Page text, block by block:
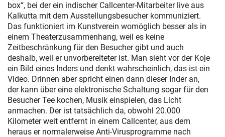
box“, bei der ein indischer Callcenter-Mitarbeiter live aus
Kalkutta mit dem Ausstellungsbesucher kommuniziert.
Das funktioniert im Kunstverein womöglich besser als in
einem Theaterzusammenhang, weil es keine
Zeitbeschränkung für den Besucher gibt und auch
deshalb, weil er unvorbereiteter ist. Man sieht vor der Koje
ein Bild eines Inders und denkt wahrscheinlich, das ist ein
Video. Drinnen aber spricht einen dann dieser Inder an,
der kann über eine elektronische Schaltung sogar für den
Besucher Tee kochen, Musik einspielen, das Licht
anmachen. Der ist tatsächlich da, obwohl 20.000
Kilometer weit entfernt in einem Callcenter, aus dem
heraus er normalerweise Anti-Virusprogramme nach